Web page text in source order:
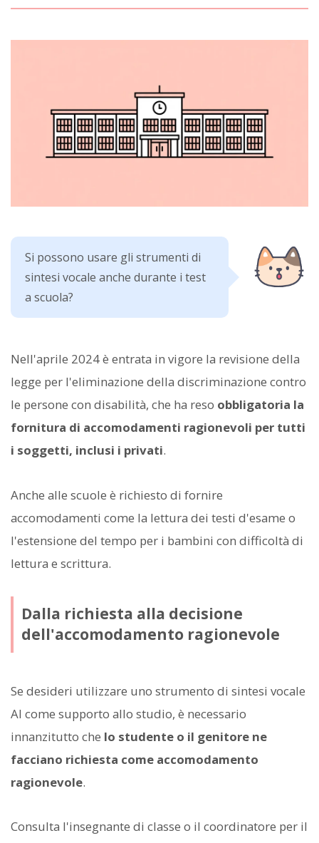
Si possono usare gli strumenti di
sintesi vocale anche durante i test
a scuola?
Nell'aprile 2024 è entrata in vigore la revisione della
legge per l'eliminazione della discriminazione contro
le persone con disabilità, che ha reso obbligatoria la
fornitura di accomodamenti ragionevoli per tutti
i soggetti, inclusi i privati.
Anche alle scuole è richiesto di fornire
accomodamenti come la lettura dei testi d'esame o
l'estensione del tempo per i bambini con difficoltà di
lettura e scrittura.
Dalla richiesta alla decisione
dell'accomodamento ragionevole
Se desideri utilizzare uno strumento di sintesi vocale
AI come supporto allo studio, è necessario
innanzitutto che lo studente o il genitore ne
facciano richiesta come accomodamento
ragionevole.
Consulta l'insegnante di classe o il coordinatore per il